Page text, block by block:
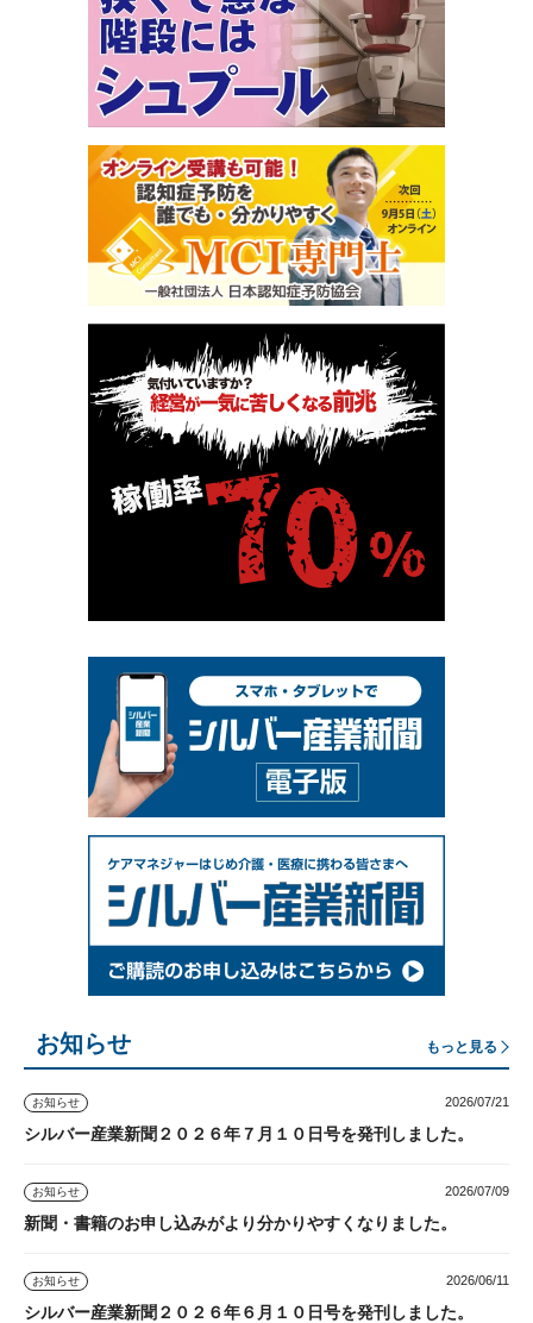
お知らせ もっと見る
お知らせ 2026/07/21
シルバー産業新聞２０２６年７月１０日号を発刊しました。
お知らせ 2026/07/09
新聞・書籍のお申し込みがより分かりやすくなりました。
お知らせ 2026/06/11
シルバー産業新聞２０２６年６月１０日号を発刊しました。